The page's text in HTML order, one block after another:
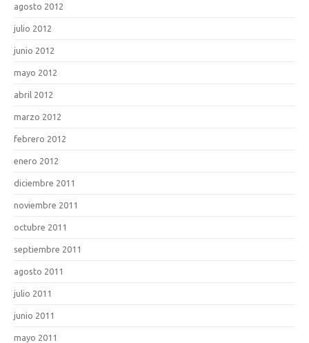
agosto 2012
julio 2012
junio 2012
mayo 2012
abril 2012
marzo 2012
febrero 2012
enero 2012
diciembre 2011
noviembre 2011
octubre 2011
septiembre 2011
agosto 2011
julio 2011
junio 2011
mayo 2011